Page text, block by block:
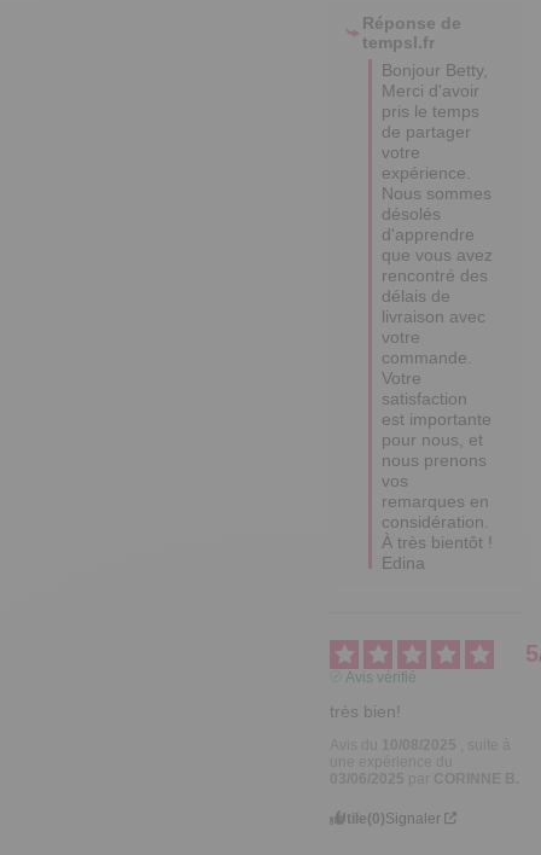
Réponse de
tempsl.fr
Bonjour Betty,
Merci d'avoir
pris le temps
de partager
votre
expérience.
Nous sommes
désolés
d'apprendre
que vous avez
rencontré des
délais de
livraison avec
votre
commande.
Votre
satisfaction
est importante
pour nous, et
nous prenons
vos
remarques en
considération.
À très bientôt !
Edina
5
Avis vérifié
très bien!
10/08/2025
CORINNE B.
Utile(0)Signaler